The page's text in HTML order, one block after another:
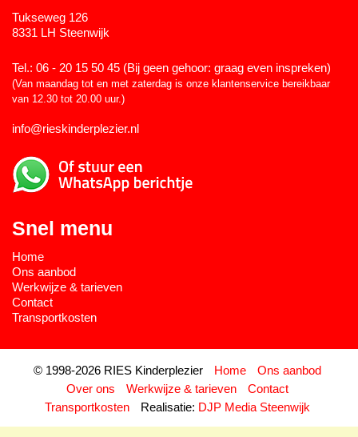
Tukseweg 126
8331 LH Steenwijk
Tel.: 06 - 20 15 50 45 (Bij geen gehoor: graag even inspreken)
(Van maandag tot en met zaterdag is onze klantenservice bereikbaar
van 12.30 tot 20.00 uur.)
info@rieskinderplezier.nl
Snel menu
Home
Ons aanbod
Werkwijze & tarieven
Contact
Transportkosten
© 1998-2026 RIES Kinderplezier Home
Ons aanbod
Over ons
Werkwijze & tarieven
Contact
Transportkosten
Realisatie: DJP Media Steenwijk